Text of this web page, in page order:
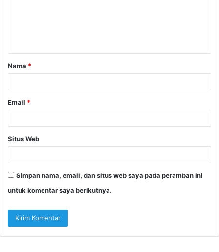
a
r
Nama *
Email *
Situs Web
Simpan nama, email, dan situs web saya pada peramban ini
untuk komentar saya berikutnya.